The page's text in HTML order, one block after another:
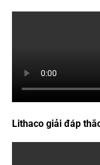
Lithaco giải đáp